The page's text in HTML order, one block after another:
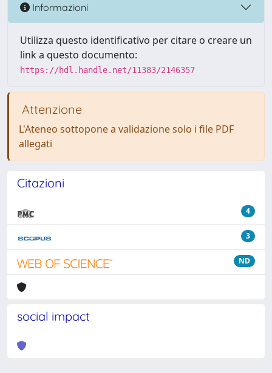
Informazioni
Utilizza questo identificativo per citare o creare un
link a questo documento:
https://hdl.handle.net/11383/2146357
Attenzione
L'Ateneo sottopone a validazione solo i file PDF
allegati
Citazioni
4
3
ND
social impact